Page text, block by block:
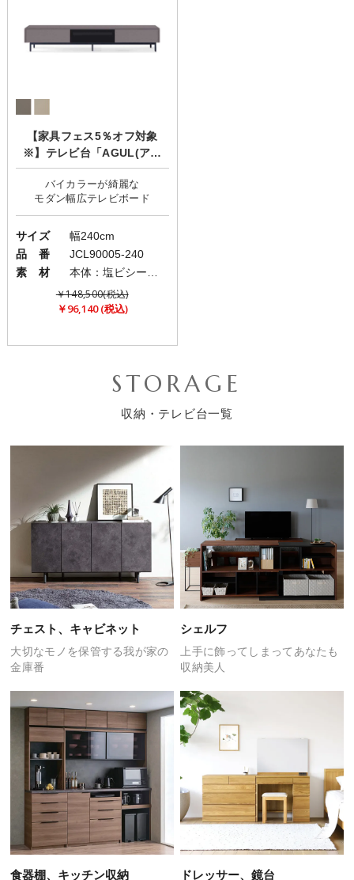
【家具フェス5％オフ対象
※】テレビ台「AGUL(アグ
ル)」
バイカラーが綺麗な
サイズ
幅240cm
品 番
JCL90005-240
素 材
￥148,500(税込)
￥96,140 (税込)
STORAGE
収納・テレビ台一覧
チェスト、キャビネット
大切なモノを保管する我が家の
金庫番
シェルフ
上手に飾ってしまって あなたも
収納美人
食器棚、キッチン収納 ドレッサー、鏡台